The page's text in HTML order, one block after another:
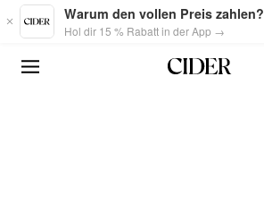
Skip to main content
Warum den vollen Preis zahlen?
Hol dir 15 % Rabatt in der App →